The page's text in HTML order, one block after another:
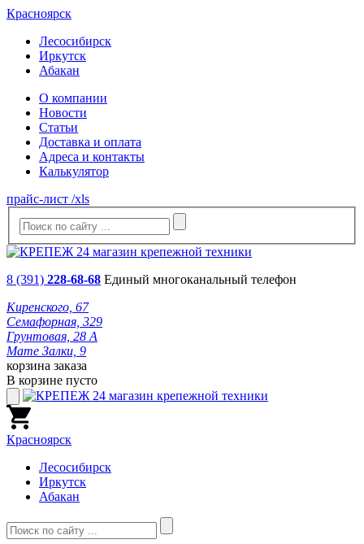
Красноярск
Лесосибирск
Иркутск
Абакан
О компании
Новости
Статьи
Доставка и оплата
Адреса и контакты
Калькулятор
прайс-лист /xls
8 (391) 228-68-68 Единый многоканальный телефон
Киренского, 67
Семафорная, 329
Грунтовая, 28 А
Мате Залки, 9
корзина заказа
В корзине пусто
Красноярск
Лесосибирск
Иркутск
Абакан